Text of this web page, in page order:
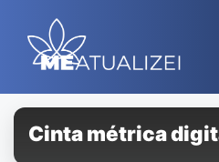
contenido
Cinta métrica